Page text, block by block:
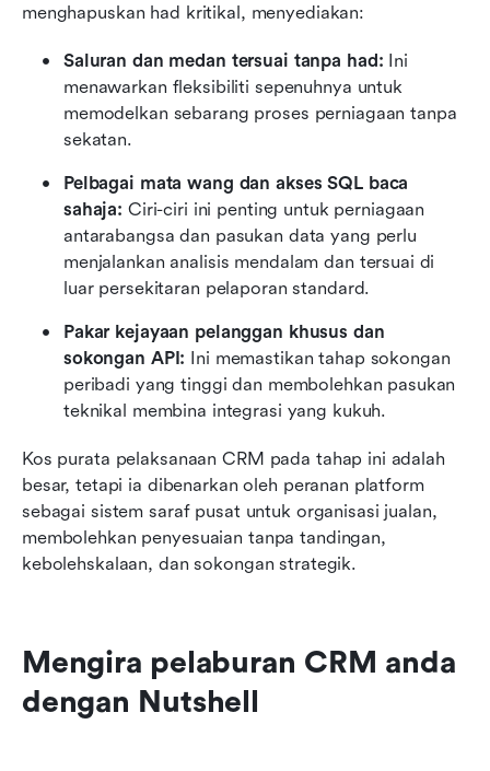
menghapuskan had kritikal, menyediakan:
Saluran dan medan tersuai tanpa had: Ini
menawarkan fleksibiliti sepenuhnya untuk
memodelkan sebarang proses perniagaan tanpa
sekatan.
Pelbagai mata wang dan akses SQL baca
sahaja: Ciri-ciri ini penting untuk perniagaan
antarabangsa dan pasukan data yang perlu
menjalankan analisis mendalam dan tersuai di
luar persekitaran pelaporan standard.
Pakar kejayaan pelanggan khusus dan
sokongan API: Ini memastikan tahap sokongan
peribadi yang tinggi dan membolehkan pasukan
teknikal membina integrasi yang kukuh.
Kos purata pelaksanaan CRM pada tahap ini adalah
besar, tetapi ia dibenarkan oleh peranan platform
sebagai sistem saraf pusat untuk organisasi jualan,
membolehkan penyesuaian tanpa tandingan,
kebolehskalaan, dan sokongan strategik.
Mengira pelaburan CRM anda
dengan Nutshell